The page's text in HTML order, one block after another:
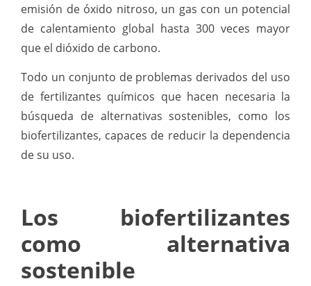
emisión de óxido nitroso, un gas con un potencial
de calentamiento global hasta 300 veces mayor
que el dióxido de carbono.
Todo un conjunto de problemas derivados del uso
de fertilizantes químicos que hacen necesaria la
búsqueda de alternativas sostenibles, como los
biofertilizantes, capaces de reducir la dependencia
de su uso.
Los biofertilizantes
como alternativa
sostenible